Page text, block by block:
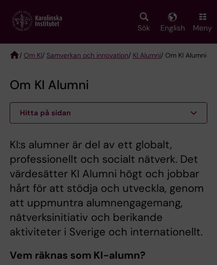
main
Sök English Meny
/ Om KI/ Samverkan och innovation/ KI Alumni/ Om KI Alumni
Om KI Alumni
Hitta på sidan
KI:s alumner är del av ett globalt,
professionellt och socialt nätverk. Det
värdesätter KI Alumni högt och jobbar
hårt för att stödja och utveckla, genom
att uppmuntra alumnengagemang,
nätverksinitiativ och berikande
aktiviteter i Sverige och internationellt.
Vem räknas som KI-alumn?